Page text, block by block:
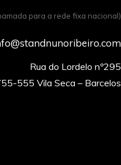
para a rede fixa nacional)
Rua do Lordelo nº295